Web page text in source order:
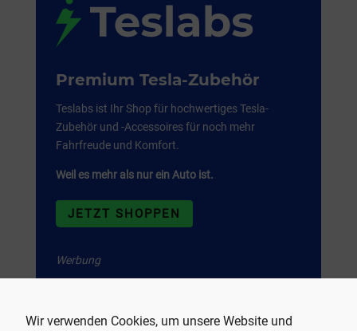
Wir verwenden Cookies, um unsere Website und
Premium Tesla-Zubehör
Teslabs ist Ihr Shop für hochwertiges Tesla-
Zubehör und -Accessoires für noch mehr
Fahrfreude und Komfort.
Weil es mehr als nur ein Auto ist.
JETZT SHOPPEN
Werbung